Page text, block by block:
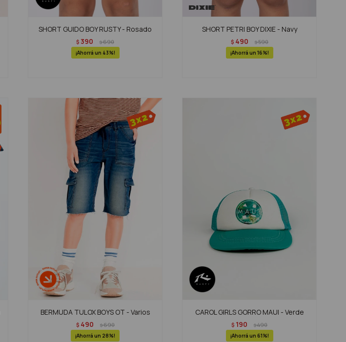
SHORT GUIDO BOY RUSTY - Rosado
$ 390 $690
43
SHORT PETRI BOY DIXIE - Navy
$ 490 $590
16
BERMUDA TULOX BOYS OT - Varios
$ 490 $690
28
CAROL GIRLS GORRO MAUI - Verde
$ 190 $490
61